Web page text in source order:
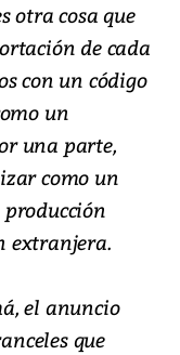
otra cosa que
de cada
con un código
un
una parte,
como un
extranjera.
el anuncio
que